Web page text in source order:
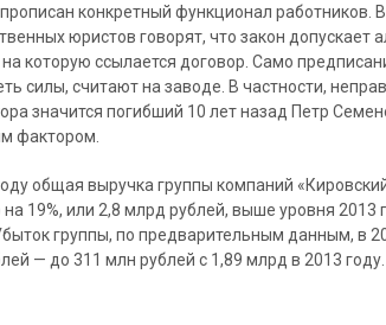
конкретный функционал работников.
юристов говорят, что закон допускает
которую ссылается договор. Само
силы, считают на заводе. В частности,
значится погибший 10 лет назад Петр
фактором.
общая выручка группы компаний
19%, или 2,8 млрд рублей, выше уровня 2013
группы, по предварительным данным, в
— до 311 млн рублей с 1,89 млрд в 2013 году.